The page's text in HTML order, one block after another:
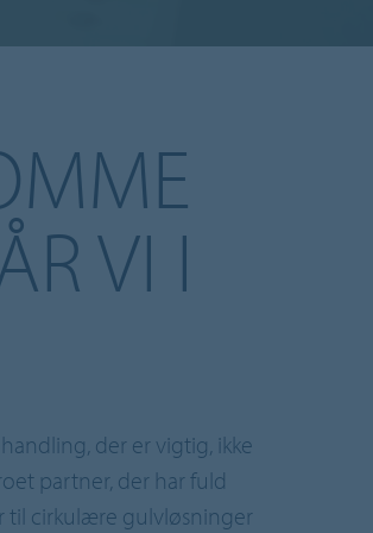
VI I
der er vigtig, ikke
partner, der har fuld
til cirkulære gulvløsninger